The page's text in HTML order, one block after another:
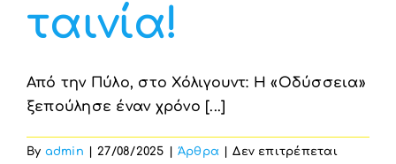
ταινία!
Από την Πύλο, στο Χόλιγουντ: Η «Οδύσσεια»
ξεπούλησε έναν χρόνο [...]
By admin 27/08/2025 Άρθρα
Δεν επιτρέπεται